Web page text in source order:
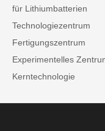
für Lithiumbatterien
Technologiezentrum
Fertigungszentrum
Experimentelles
Kerntechnologie